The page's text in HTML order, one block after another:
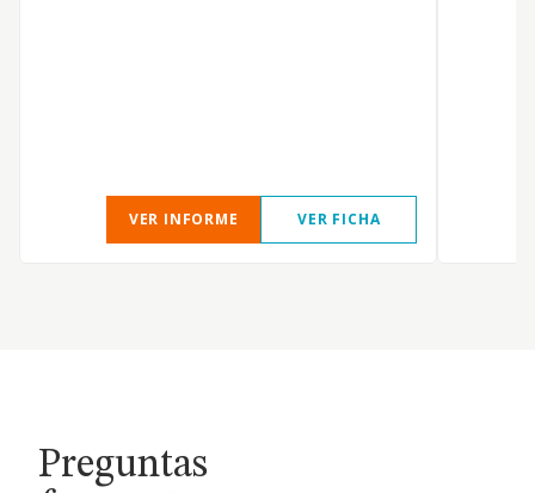
VER INFORME VER FICHA
Preguntas